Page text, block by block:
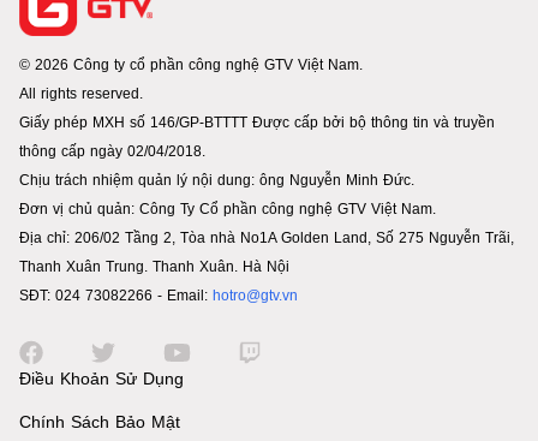
© 2026 Công ty cổ phần công nghệ GTV Việt Nam.
All rights reserved.
Giấy phép MXH số 146/GP-BTTTT Được cấp bởi bộ thông tin và truyền
thông cấp ngày 02/04/2018.
Chịu trách nhiệm quản lý nội dung: ông Nguyễn Minh Đức.
Đơn vị chủ quản: Công Ty Cổ phần công nghệ GTV Việt Nam.
Địa chỉ: 206/02 Tầng 2, Tòa nhà No1A Golden Land, Số 275 Nguyễn Trãi,
Thanh Xuân Trung. Thanh Xuân. Hà Nội
SĐT: 024 73082266 - Email: hotro@gtv.vn
Điều Khoản Sử Dụng
Chính Sách Bảo Mật